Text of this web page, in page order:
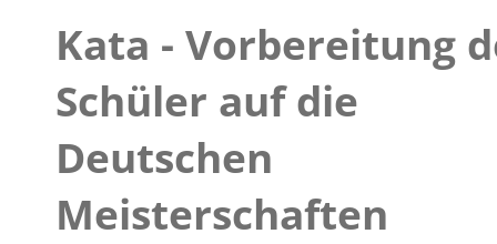
Kata - Vorbereitung
Schüler auf die
Deutschen
Meisterschaften